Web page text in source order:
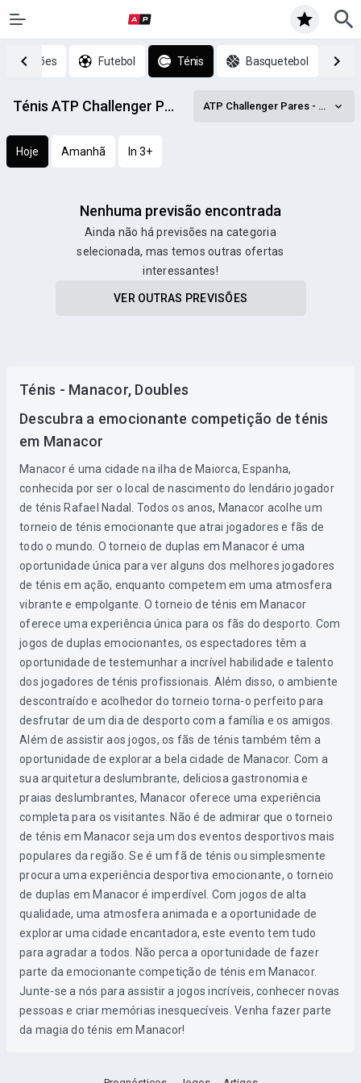
previsões Futebol Ténis Basquetebol
Ténis ATP Challenger Pares - Manacor, Doubles prognósticos ATP Challenger Pares - Manacor, Doubles
Hoje Amanhã In 3+
Nenhuma previsão encontrada
Ainda não há previsões na categoria
selecionada, mas temos outras ofertas
interessantes!
VER OUTRAS PREVISÕES
Ténis - Manacor, Doubles
Descubra a emocionante competição de ténis
em Manacor
Manacor é uma cidade na ilha de Maiorca, Espanha,
conhecida por ser o local de nascimento do lendário jogador
de ténis Rafael Nadal. Todos os anos, Manacor acolhe um
torneio de ténis emocionante que atrai jogadores e fãs de
todo o mundo. O torneio de duplas em Manacor é uma
oportunidade única para ver alguns dos melhores jogadores
de ténis em ação, enquanto competem em uma atmosfera
vibrante e empolgante. O torneio de ténis em Manacor
oferece uma experiência única para os fãs do desporto. Com
jogos de duplas emocionantes, os espectadores têm a
oportunidade de testemunhar a incrível habilidade e talento
dos jogadores de ténis profissionais. Além disso, o ambiente
descontraído e acolhedor do torneio torna-o perfeito para
desfrutar de um dia de desporto com a família e os amigos.
Além de assistir aos jogos, os fãs de ténis também têm a
oportunidade de explorar a bela cidade de Manacor. Com a
sua arquitetura deslumbrante, deliciosa gastronomia e
praias deslumbrantes, Manacor oferece uma experiência
completa para os visitantes. Não é de admirar que o torneio
de ténis em Manacor seja um dos eventos desportivos mais
populares da região. Se é um fã de ténis ou simplesmente
procura uma experiência desportiva emocionante, o torneio
de duplas em Manacor é imperdível. Com jogos de alta
qualidade, uma atmosfera animada e a oportunidade de
explorar uma cidade encantadora, este evento tem tudo
para agradar a todos. Não perca a oportunidade de fazer
parte da emocionante competição de ténis em Manacor.
Junte-se a nós para assistir a jogos incríveis, conhecer novas
pessoas e criar memórias inesquecíveis. Venha fazer parte
da magia do ténis em Manacor!